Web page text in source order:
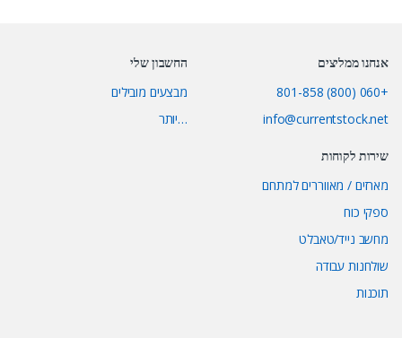
אנחנו ממליצים
+060 (800) 801-858
info@currentstock.net
החשבון שלי
מבצעים מובילים
…יותר
שירות לקוחות
מארזים / מאווררים למתחם
ספקי כוח
מחשב נייד/טאבלט
שולחנות עבודה
תוכנות